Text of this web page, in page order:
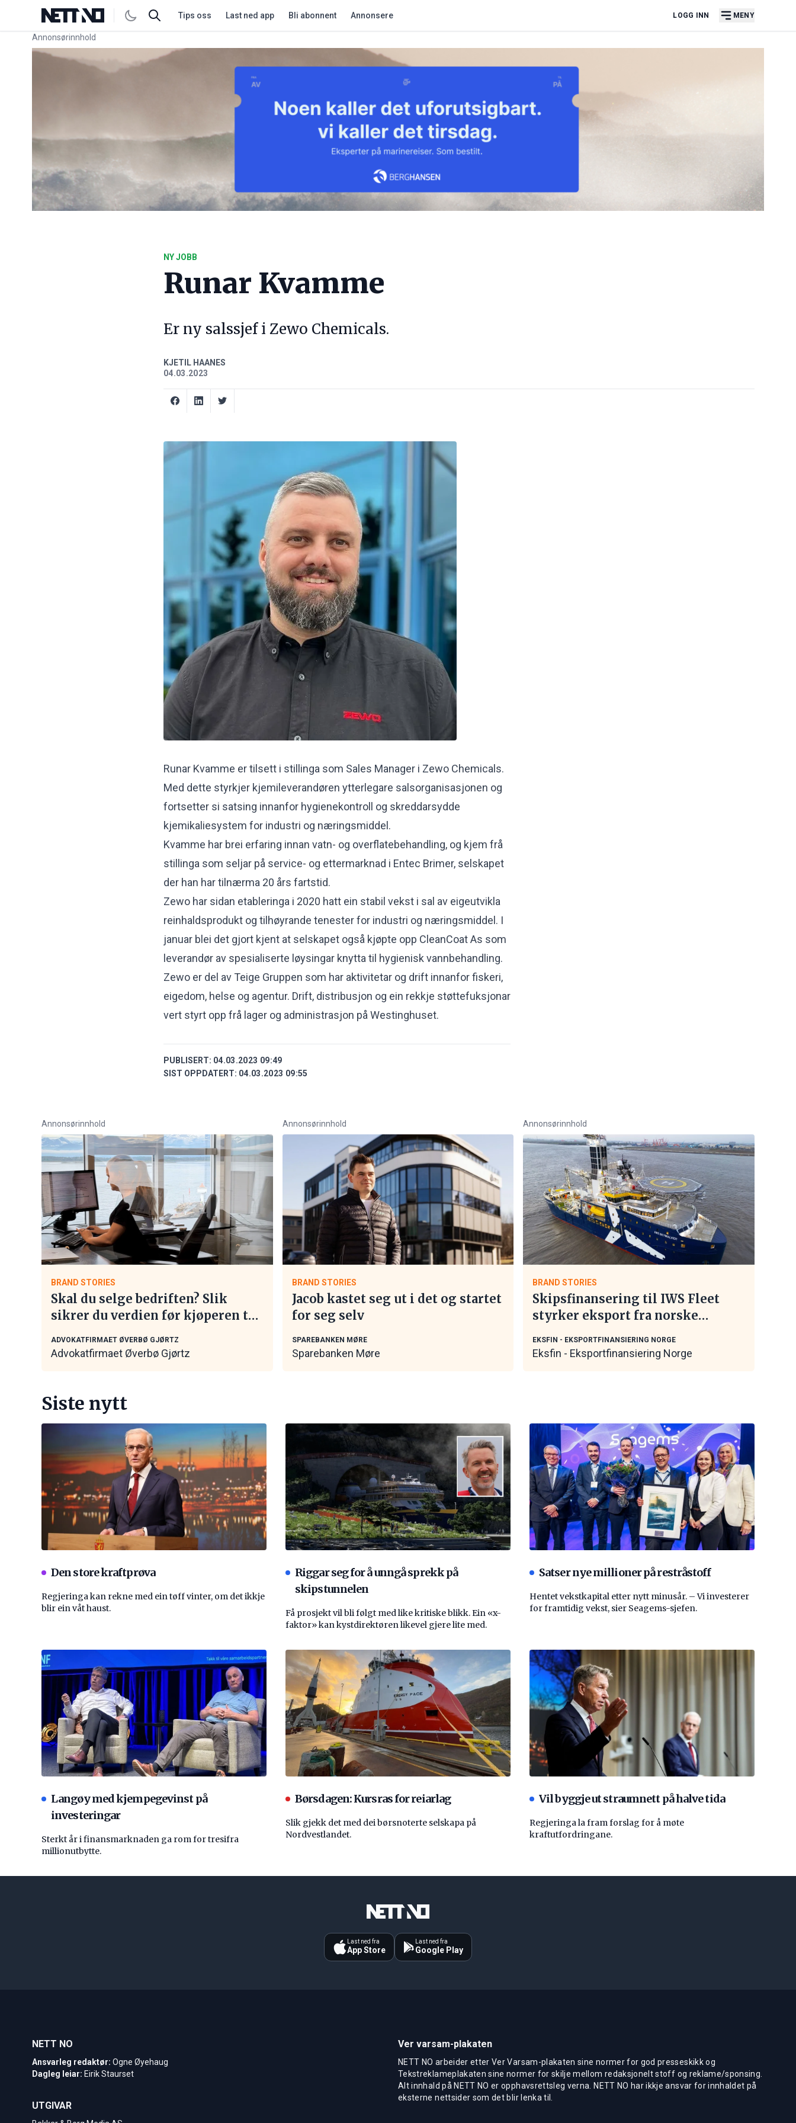
Tips oss Last ned app Bli abonnent Annonsere LOGG INN MENY
Annonsørinnhold
Link for annonse
NY JOBB
Runar Kvamme
Er ny salssjef i Zewo Chemicals.
KJETIL HAANES
04.03.2023
Runar Kvamme er tilsett i stillinga som Sales Manager i Zewo Chemicals.
Med dette styrkjer kjemileverandøren ytterlegare salsorganisasjonen og
fortsetter si satsing innanfor hygienekontroll og skreddarsydde
kjemikaliesystem for industri og næringsmiddel.
Kvamme har brei erfaring innan vatn- og overflatebehandling, og kjem frå
stillinga som seljar på service- og ettermarknad i Entec Brimer, selskapet
der han har tilnærma 20 års fartstid.
Zewo har sidan etableringa i 2020 hatt ein stabil vekst i sal av eigeutvikla
reinhaldsprodukt og tilhøyrande tenester for industri og næringsmiddel. I
januar blei det gjort kjent at selskapet også kjøpte opp CleanCoat As som
leverandør av spesialiserte løysingar knytta til hygienisk vannbehandling.
Zewo er del av Teige Gruppen som har aktivitetar og drift innanfor fiskeri,
eigedom, helse og agentur. Drift, distribusjon og ein rekkje støttefuksjonar
vert styrt opp frå lager og administrasjon på Westinghuset.
PUBLISERT: 04.03.2023 09:49
SIST OPPDATERT: 04.03.2023 09:55
Annonsørinnhold
BRAND STORIES
Skal du selge bedriften? Slik
sikrer du verdien før kjøperen tar
ADVOKATFIRMAET ØVERBØ GJØRTZ
Advokatfirmaet Øverbø Gjørtz
Annonsørinnhold
BRAND STORIES
Jacob kastet seg ut i det og startet
for seg selv
SPAREBANKEN MØRE
Sparebanken Møre
Annonsørinnhold
BRAND STORIES
Skipsfinansering til IWS Fleet
styrker eksport fra norske
EKSFIN - EKSPORTFINANSIERING NORGE
Eksfin - Eksportfinansiering Norge
Siste nytt
Den store kraftprøva
Regjeringa kan rekne med ein tøff vinter, om det ikkje
blir ein våt haust.
Riggar seg for å unngå sprekk på
skipstunnelen
Få prosjekt vil bli følgt med like kritiske blikk. Ein «x-
faktor» kan kystdirektøren likevel gjere lite med.
Satser nye millioner på restråstoff
Hentet vekstkapital etter nytt minusår. – Vi investerer
for framtidig vekst, sier Seagems-sjefen.
Langøy med kjempegevinst på
investeringar
Sterkt år i finansmarknaden ga rom for tresifra
millionutbytte.
Børsdagen: Kursras for reiarlag
Slik gjekk det med dei børsnoterte selskapa på
Nordvestlandet.
Vil byggje ut straumnett på halve tida
Regjeringa la fram forslag for å møte
kraftutfordringane.
Last ned fra
App Store
Last ned fra
Google Play
NETT NO
Ansvarleg redaktør: Ogne Øyehaug
Dagleg leiar: Eirik Staurset
UTGIVAR
Ver varsam-plakaten
NETT NO arbeider etter Ver Varsam-plakaten sine normer for god presseskikk og
Tekstreklameplakaten sine normer for skilje mellom redaksjonelt stoff og reklame/sponsing.
Alt innhald på NETT NO er opphavsrettsleg verna. NETT NO har ikkje ansvar for innhaldet på
eksterne nettsider som det blir lenka til.